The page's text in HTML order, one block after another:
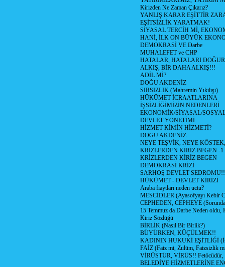
Kirizden Ne Zaman Çıkarız?
YANLIŞ KARAR EŞİTTİR
EŞİTSİZLİK YARATMAK!
SİYASAL TERCİH Mİ,
HANİ, İLK ON BÜYÜK
DEMOKRASİ VE Darbe
MUHALEFET ve CHP
HATALAR, HATALARI
ALKIŞ, BİR DAHA ALKIŞ!!!
ADİL Mİ?
DOĞU AKDENİZ
SIRSIZLIK (Mahremin Yıkılışı)
HÜKÜMET İCRAATLARINA
İŞSİZLİĞİMİZİN NEDENLERİ
EKONOMİK/SİYASAL/
DEVLET YÖNETİMİ
HİZMET KİMİN HİZMETİ?
DOGU AKDENİZ
NEYE TEŞVİK, NEYE
KRİZLERDEN KİRİZ BEGEN -1
KRİZLERDEN KİRİZ BEGEN
DEMOKRASİ KRİZİ
SARHOŞ DEVLET SEDROMU!!
HÜKÜMET - DEVLET KİRİZİ
Araba fiaytları neden uctu?
MESCİDLER (Ayasofyayı Kebir
CEPHEDEN, CEPHEYE
15 Temmuz da Darbe Neden oldu,
Kiriz Sözlüğü
BİRLİK (Nasıl Bir Birlik?)
BÜYÜRKEN, KÜÇÜLMEK!!
KADININ HUKUKİ EŞİTLİĞİ
FAİZ (Faiz mi, Zulüm, Faizsizlik
VİRÜSTÜR, VİRÜS!! Fetöcüdür,
BELEDİYE HİZMETLERİNE